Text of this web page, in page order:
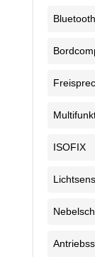
Bluetooth
ISOFIX